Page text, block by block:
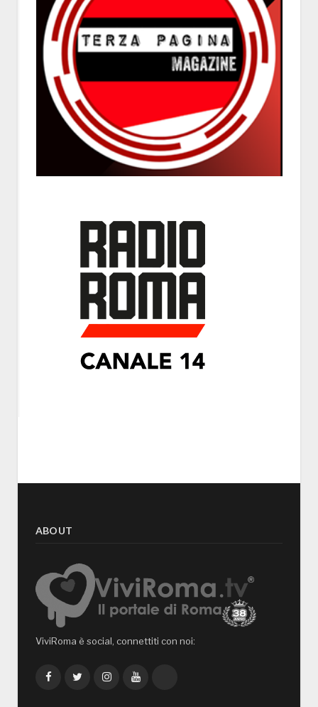
ABOUT
ViviRoma è social, connettiti con noi:
FacebookTwitterInstagramYouTube